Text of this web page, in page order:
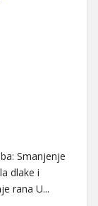
Smanjenje
dlake i
rana U...